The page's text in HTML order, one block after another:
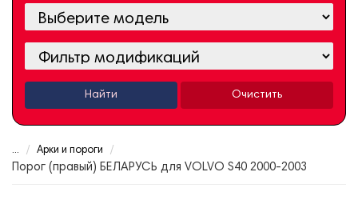
Найти Очистить
... Арки и пороги
Порог (правый) БЕЛАРУСЬ для VOLVO S40 2000-2003